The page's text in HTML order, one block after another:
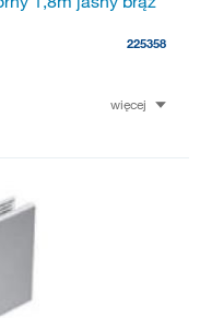
225358
więcej